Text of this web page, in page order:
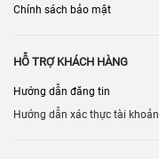
Chính sách bảo mật
HỖ TRỢ KHÁCH HÀNG
Hướng dẫn đăng tin
Hướng dẫn xác thực tài khoản